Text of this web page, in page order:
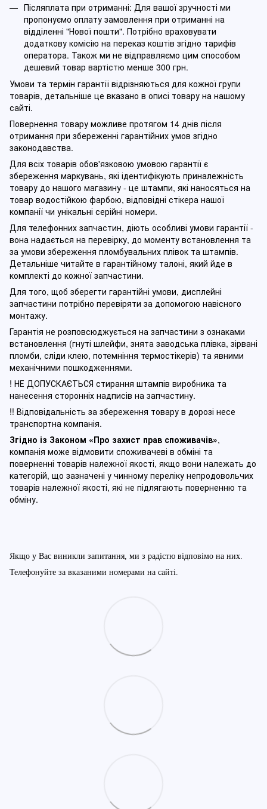
Післяплата при отриманні: Для вашої зручності ми
пропонуємо оплату замовлення при отриманні на
відділенні "Нової пошти". Потрібно враховувати
додаткову комісію на переказ коштів згідно тарифів
оператора. Також ми не відправляємо цим способом
дешевий товар вартістю менше 300 грн.
Умови та термін гарантії відрізняються для кожної групи
товарів, детальніше це вказано в описі товару на нашому
сайті.
Повернення товару можливе протягом 14 днів після
отримання при збереженні гарантійних умов згідно
законодавства.
Для всіх товарів обов'язковою умовою гарантії є
збереження маркувань, які ідентифікують приналежність
товару до нашого магазину - це штампи, які наносяться на
товар водостійкою фарбою, відповідні стікера нашої
компанії чи унікальні серійні номери.
Для телефонних запчастин, діють особливі умови гарантії -
вона надається на перевірку, до моменту встановлення та
за умови збереження пломбувальних плівок та штампів.
Детальніше читайте в гарантійному талоні, який йде в
комплекті до кожної запчастини.
Для того, щоб зберегти гарантійні умови, дисплейні
запчастини потрібно перевіряти за допомогою навісного
монтажу.
Гарантія не розповсюджується на запчастини з ознаками
встановлення (гнуті шлейфи, знята заводська плівка, зірвані
пломби, сліди клею, потемніння термостікерів) та явними
механічними пошкодженнями.
! НЕ ДОПУСКАЄТЬСЯ стирання штампів виробника та
нанесення сторонніх надписів на запчастину.
!! Відповідальність за збереження товару в дорозі несе
транспортна компанія.
Згідно із Законом «Про захист прав споживачів»,
компанія може відмовити споживачеві в обміні та
поверненні товарів належної якості, якщо вони належать до
категорій, що зазначені у чинному переліку непродовольчих
товарів належної якості, які не підлягають поверненню та
обміну.
Якщо у Вас виникли запитання, ми з радістю відповімо на них.
Телефонуйте за вказаними номерами на сайті.